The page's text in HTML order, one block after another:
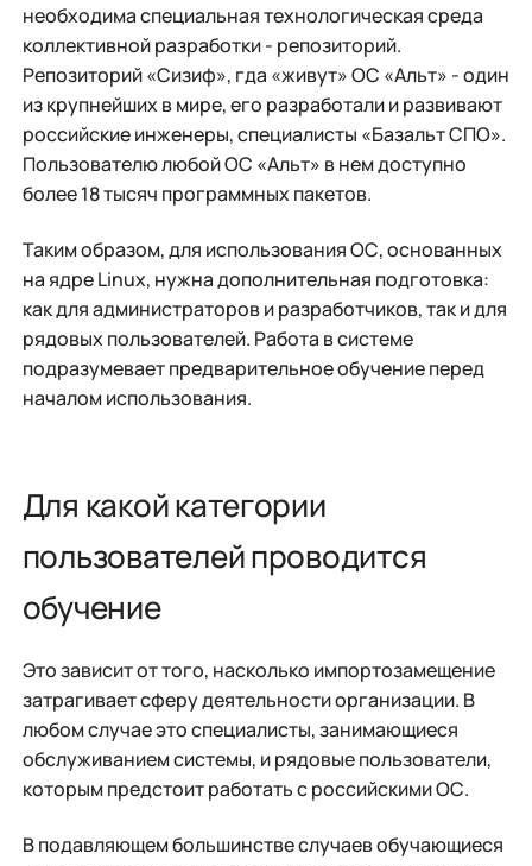
необходима специальная технологическая среда
коллективной разработки - репозиторий.
Репозиторий «Сизиф», гда «живут» ОС «Альт» - один
из крупнейших в мире, его разработали и развивают
российские инженеры, специалисты «Базальт СПО».
Пользователю любой ОС «Альт» в нем доступно
более 18 тысяч программных пакетов.
Таким образом, для использования ОС, основанных
на ядре Linux, нужна дополнительная подготовка:
как для администраторов и разработчиков, так и для
рядовых пользователей. Работа в системе
подразумевает предварительное обучение перед
началом использования.
Для какой категории
пользователей проводится
обучение
Это зависит от того, насколько импортозамещение
затрагивает сферу деятельности организации. В
любом случае это специалисты, занимающиеся
обслуживанием системы, и рядовые пользователи,
которым предстоит работать с российскими ОС.
В подавляющем большинстве случаев обучающиеся